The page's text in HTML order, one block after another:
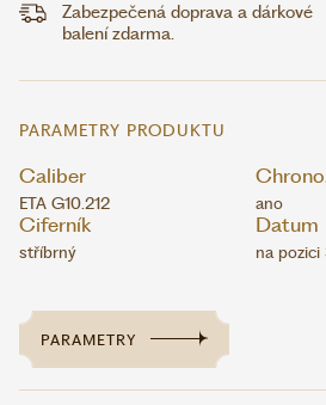
Zabezpečená doprava a dárkové
balení zdarma.
PARAMETRY PRODUKTU
Caliber
ETA G10.212 ano
Ciferník
stříbrný
Datum
na pozici
PARAMETRY